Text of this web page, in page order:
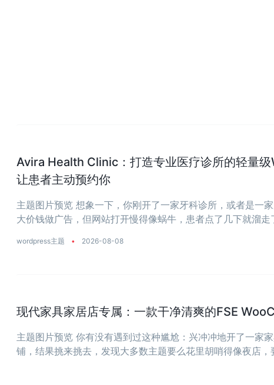
Avira Health Clinic：打造专业医疗诊所的轻量
让患者主动预约你
主题图片预览 想象一下，你刚开了一家牙科诊所，或者是一
大价钱做广告，但网站打开慢得像蜗牛，患者点了几下就溜走
wordpress主题 • 2026-08-08
现代家具家居店专属：一款干净清爽的FSE
主题图片预览 你有没有遇到过这种尴尬：兴冲冲地开了一家
铺，结果挑来挑去，发现大多数主题要么花里胡哨得像夜店